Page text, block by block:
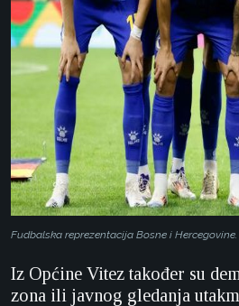
Fudbalska reprezentacija Bosne i Hercegovine.
Iz Općine Vitez također su
zona ili javnog gledanja